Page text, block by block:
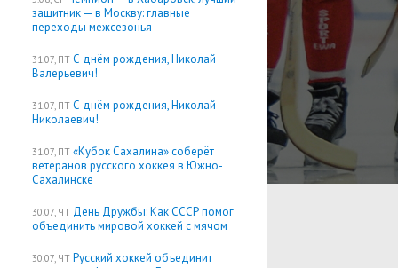
защитник — в Москву: главные
переходы межсезонья
31.07, ПТ С днём рождения, Николай
Валерьевич!
31.07, ПТ С днём рождения, Николай
Николаевич!
31.07, ПТ «Кубок Сахалина» соберёт
ветеранов русского хоккея в Южно-
Сахалинске
30.07, ЧТ День Дружбы: Как СССР помог
объединить мировой хоккей с мячом
30.07, ЧТ Русский хоккей объединит